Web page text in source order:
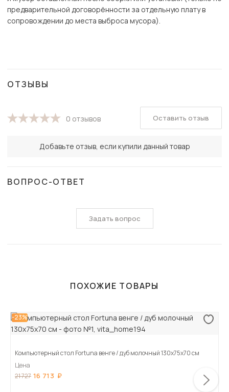
предварительной договорённости за отдельную плату в
сопровождении до места выброса мусора).
ОТЗЫВЫ
0 отзывов
Добавьте отзыв, если купили данный товар
Оставить отзыв
ВОПРОС-ОТВЕТ
Задать вопрос
ПОХОЖИЕ ТОВАРЫ
-23%
Компьютерный стол Fortuna венге / дуб молочный 130х75х70 см
Цена
21 727 16 713